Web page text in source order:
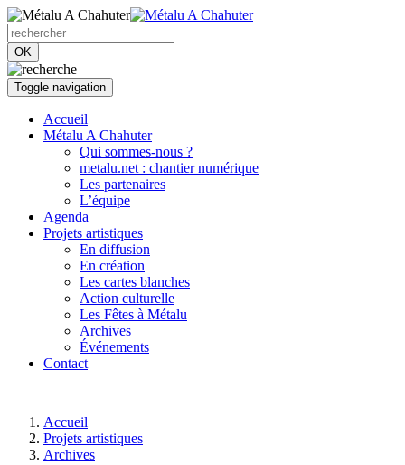
OK
Toggle navigation
Accueil
Métalu A Chahuter
Qui sommes-nous ?
metalu.net : chantier numérique
Les partenaires
L’équipe
Agenda
Projets artistiques
En diffusion
En création
Les cartes blanches
Action culturelle
Les Fêtes à Métalu
Archives
Événements
Contact
Accueil
Projets artistiques
Archives